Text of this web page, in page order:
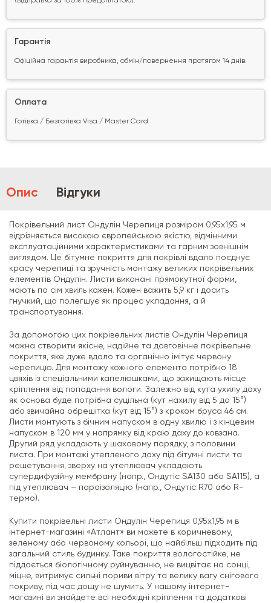
Гарантія
Офіційна гарантія виробника, обмін/повернення протягом 14 днів.
Оплата
Готівка / Безготівка Visa / Master Card
Опис Відгуки
Покрівельний лист Ондулін Черепиця розміром 0,95х1,95 м
відрізняється високою європейською якістю, відмінними
експлуатаційними характеристиками та гарним зовнішнім
виглядом. Це бітумне покриття для покрівлі вдало поєднує
красу черепиці та зручність монтажу великих покрівельних
елементів Ондулін. Листи виконані прямокутної форми,
мають по сім хвиль кожен. Кожен важить 5,9 кг і досить
гнучкий, що полегшує як процес укладання, а й
транспортування.
За допомогою цих покрівельних листів Ондулін Черепиця
можна створити якісне, надійне та довговічне покрівельне
покриття, яке дуже вдало та органічно імітує червону
черепицю. Для монтажу кожного елемента потрібно 18
цвяхів із спеціальними капелюшками, що захищають місце
кріплення від попадання вологи. Залежно від кута ухилу даху
як основа буде потрібна суцільна (кут нахилу від 5 до 15°)
або звичайна обрешітка (кут від 15°) з кроком бруса 46 см.
Листи монтують з бічним напуском в одну хвилю і з кінцевим
напуском в 120 мм у напрямку від краю даху до ковзана.
Другий ряд укладають у шаховому порядку, з половини
листа. При монтажі утепленого даху під бітумні листи та
решетування, зверху на утеплювач укладають
супердифузійну мембрану (напр., Ондутіс SA130 або SA115), а
під утеплювач – пароізоляцію (напр., Ондутіс R70 або R-
термо).
Купити покрівельні листи Ондулін Черепиця 0,95х1,95 м в
інтернет-магазині «Атлант» ви можете в коричневому,
зеленому або червоному кольорі, що найбільш підходить під
загальний стиль будинку. Таке покриття вологостійке, не
піддається біологічному руйнуванню, не вицвітає на сонці,
міцне, витримує сильні пориви вітру та велику вагу снігового
покриву, під час дощу не шумить. У нашому інтернет-
магазині ви знайдете всі необхідні кріплення та додаткові